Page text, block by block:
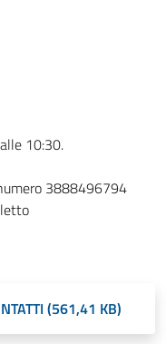
10:30.
3888496794
(561,41 KB)